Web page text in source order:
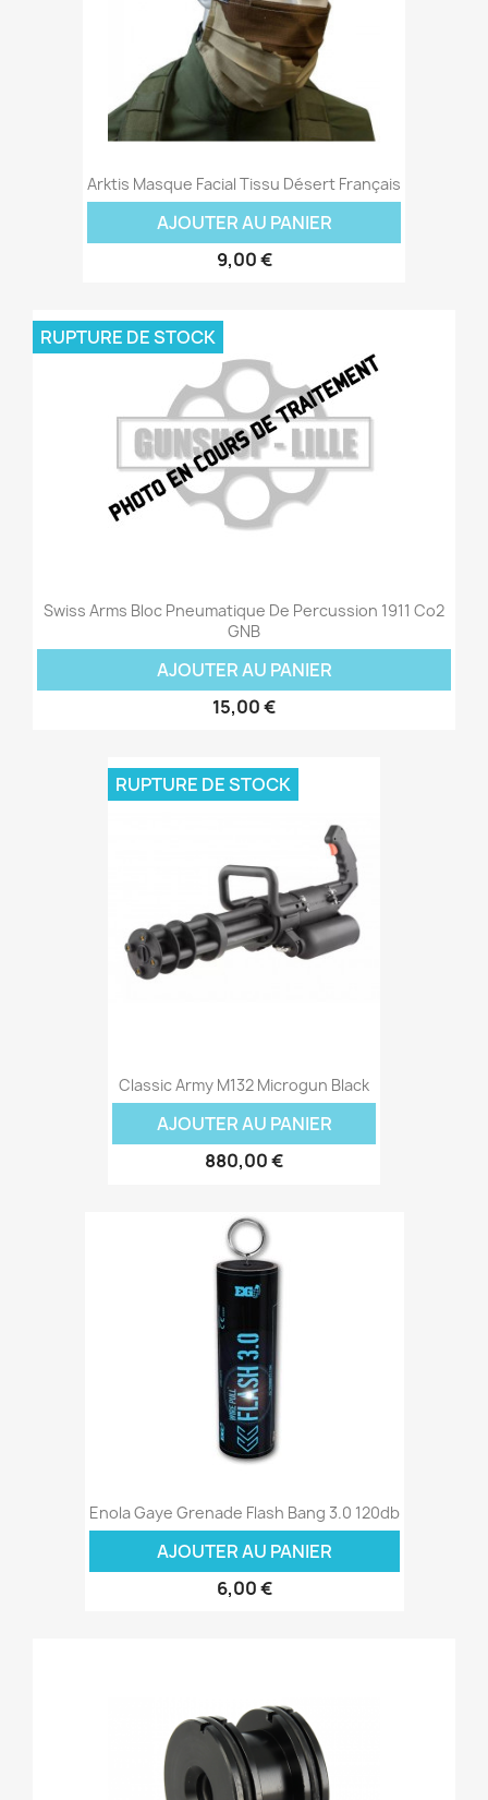
Arktis Masque Facial Tissu Désert Français
AJOUTER AU PANIER
9,00 €
Swiss Arms Bloc Pneumatique De Percussion 1911 Co2
GNB
AJOUTER AU PANIER
15,00 €
RUPTURE DE STOCK
Classic Army M132 Microgun Black
AJOUTER AU PANIER
880,00 €
RUPTURE DE STOCK
Enola Gaye Grenade Flash Bang 3.0 120db
AJOUTER AU PANIER
6,00 €